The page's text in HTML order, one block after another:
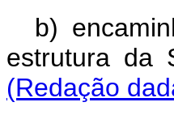
b)
estrutura
(Redação